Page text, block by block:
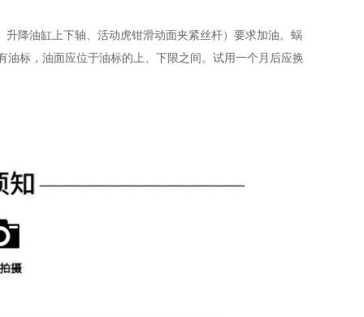
降油缸上下轴、活动虎钳滑动面夹紧丝杆）要求加油。蜗
标，油面应位于油标的上、下限之间。试用一个月后应换